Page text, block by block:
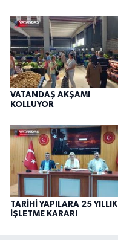
VATANDAŞ AKŞAMI
KOLLUYOR
TARİHİ YAPILARA 25 YILLIK
İŞLETME KARARI